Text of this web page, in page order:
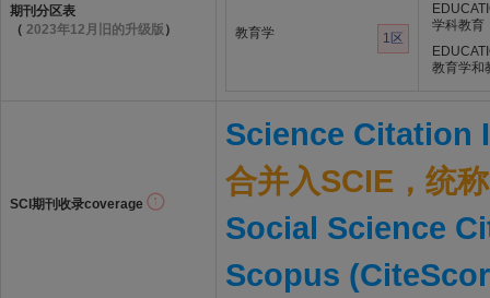
期刊分区表
（ 2023年12月旧的升级版 ） 教育学 1区
学科教育
教育学和
SCI期刊收录coverage
Science Citation
合并入SCIE，统
Social Science
Scopus